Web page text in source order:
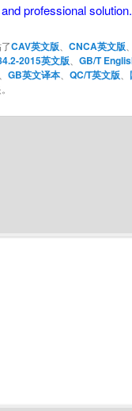
professional solution.
CAV英文版 CNCA英文版
2015英文版 GB/T
GB英文译本、 QC/T英文版